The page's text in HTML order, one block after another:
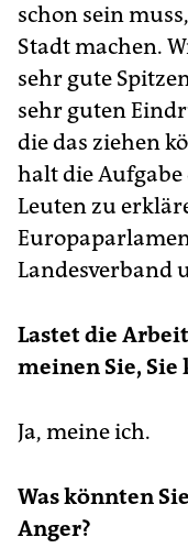
schon sein
Stadt machen.
sehr gute
sehr guten
die das ziehen
halt die
Leuten zu
Landesverband
Lastet die
meinen Sie, Sie
Ja, meine ich.
Was könnten
Anger?